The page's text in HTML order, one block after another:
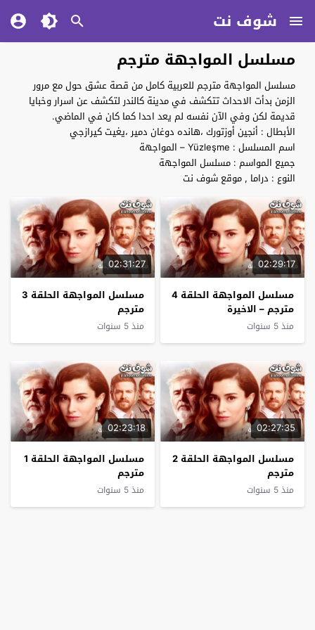
شوف نت
مسلسل المواجهة مترجم
مسلسل المواجهة مترجم للعربية كامل من قصة عشق حول مع مرور
الزمن بدأت الاحداث تتكشف في مدينة كالندر لتكشف عن اسرار وخبايا
قديمة لكن وفي الآن نفسه لم يعد احدا كما كان في الماضي.
الأبطال : أنجين أوزتورك ،هانده دوغان دمير ،يغيت كيرازجي
اسم المسلسل : Yüzleşme – المواجهة
جميع المواسم : مسلسل المواجهة
النوع : دراما , موقع شوف نت
02:29:17
مسلسل المواجهة الحلقة 4
مترجم – الاخيرة
منذ 5 سنوات
02:31:27
مسلسل المواجهة الحلقة 3
مترجم
منذ 5 سنوات
02:27:35
مسلسل المواجهة الحلقة 2
مترجم
منذ 5 سنوات
02:23:18
مسلسل المواجهة الحلقة 1
مترجم
منذ 5 سنوات